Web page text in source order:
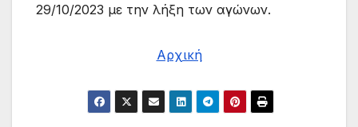
29/10/2023 με την λήξη των αγώνων.
Αρχική